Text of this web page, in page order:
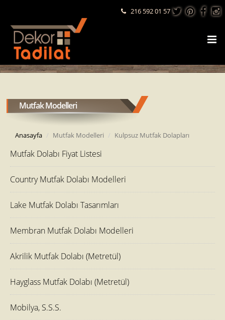
216 592 01 57
Mutfak Modelleri
Anasayfa Mutfak Modelleri Kulpsuz Mutfak Dolapları
Mutfak Dolabı Fiyat Listesi
Country Mutfak Dolabı Modelleri
Lake Mutfak Dolabı Tasarımları
Membran Mutfak Dolabı Modelleri
Akrilik Mutfak Dolabı (Metretül)
Hayglass Mutfak Dolabı (Metretül)
Mobilya, S.S.S.